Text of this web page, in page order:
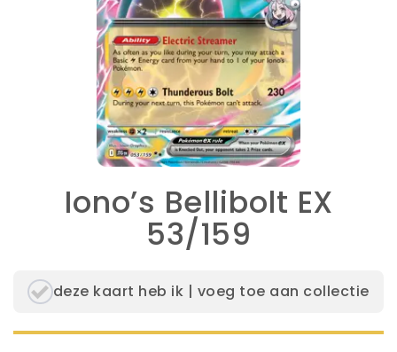
Iono’s Bellibolt EX
53/159
deze kaart heb ik | voeg toe aan collectie